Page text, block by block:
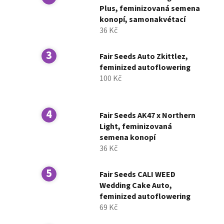
n
e
Plus, feminizovaná semena
konopí, samonakvétací
36 Kč
Fair Seeds Auto Zkittlez,
feminized autoflowering
100 Kč
Fair Seeds AK47 x Northern
Light, feminizovaná
semena konopí
36 Kč
Fair Seeds CALI WEED
Wedding Cake Auto,
feminized autoflowering
69 Kč